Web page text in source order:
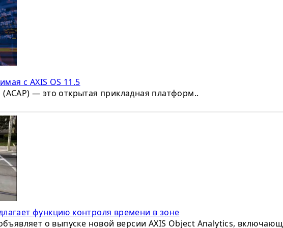
с AXIS OS 11.5
— это открытая прикладная платформ..
функцию контроля времени в зоне
о выпуске новой версии AXIS Object Analytics,